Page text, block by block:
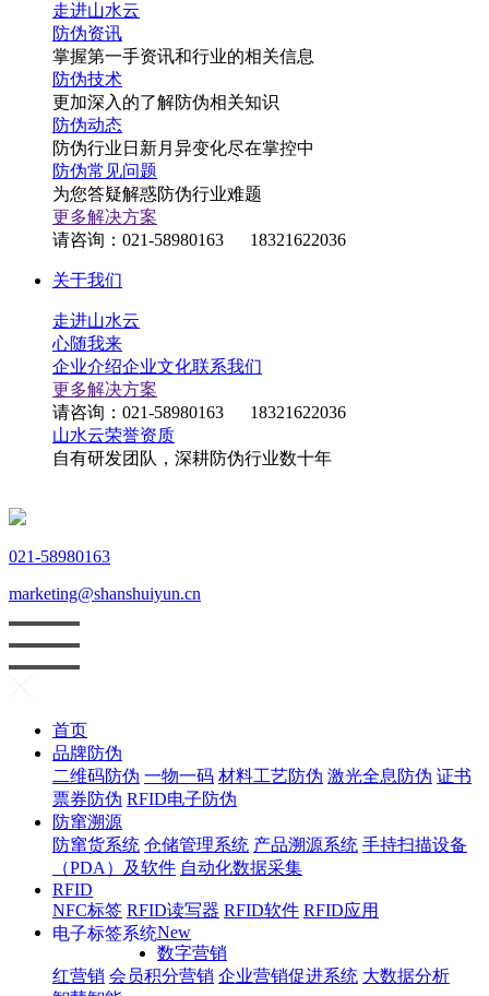
走进山水云
防伪资讯
掌握第一手资讯和行业的相关信息
防伪技术
更加深入的了解防伪相关知识
防伪动态
防伪行业日新月异变化尽在掌控中
防伪常见问题
为您答疑解惑防伪行业难题
更多解决方案
请咨询：021-58980163 18321622036
关于我们
走进山水云
心随我来
企业介绍企业文化联系我们
更多解决方案
请咨询：021-58980163 18321622036
山水云荣誉资质
自有研发团队，深耕防伪行业数十年
021-58980163
marketing@shanshuiyun.cn
首页
品牌防伪
二维码防伪 一物一码 材料工艺防伪 激光全息防伪 证书
票券防伪 RFID电子防伪
防窜溯源
防窜货系统 仓储管理系统 产品溯源系统 手持扫描设备
（PDA）及软件 自动化数据采集
RFID
NFC标签 RFID读写器 RFID软件 RFID应用
电子标签系统New
数字营销
红营销 会员积分营销 企业营销促进系统 大数据分析